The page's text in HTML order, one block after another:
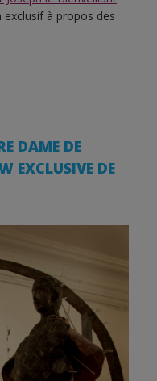
à propos des
DAME DE
EXCLUSIVE DE